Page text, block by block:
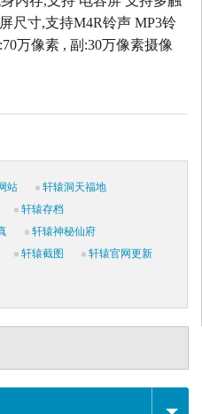
尺寸,支持M4R铃声 MP3铃
万像素 , 副:30万像素摄像
站
轩辕洞天福地
轩辕存档
轩辕神秘仙府
轩辕截图
轩辕官网更新